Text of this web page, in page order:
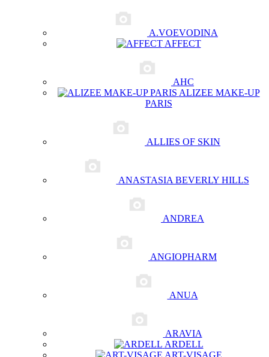
A.VOEVODINA
AFFECT
AHC
ALIZEE MAKE-UP
PARIS
ALLIES OF SKIN
ANASTASIA BEVERLY HILLS
ANDREA
ANGIOPHARM
ANUA
ARAVIA
ARDELL
ART-VISAGE